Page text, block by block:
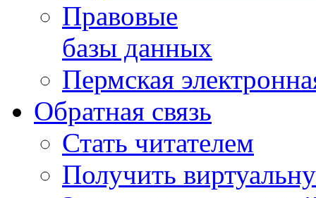
Правовые
базы данных
Пермская
Обратная связь
Стать читателем
Получить